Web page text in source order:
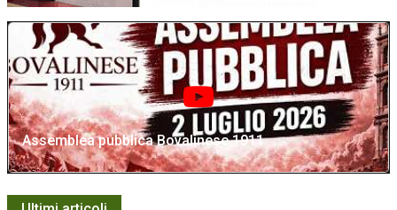
Assemblea pubblica Bovalinese 1911